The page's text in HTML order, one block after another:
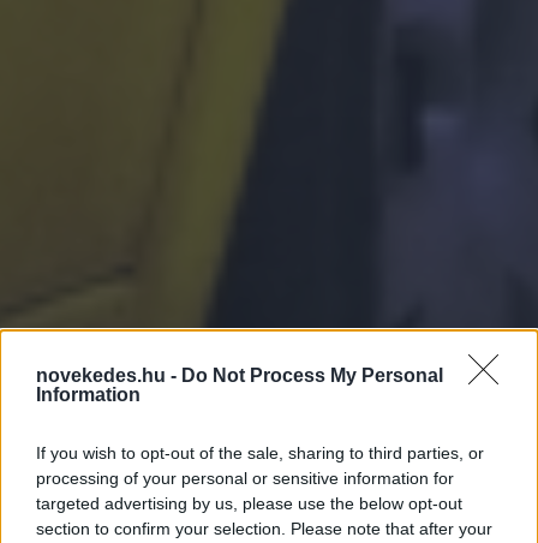
novekedes.hu - Do Not Process My Personal
Information
If you wish to opt-out of the sale, sharing to third parties, or
processing of your personal or sensitive information for
targeted advertising by us, please use the below opt-out
section to confirm your selection. Please note that after your
Kritikus pontra ért el a
taxis piac – mi lesz idén?